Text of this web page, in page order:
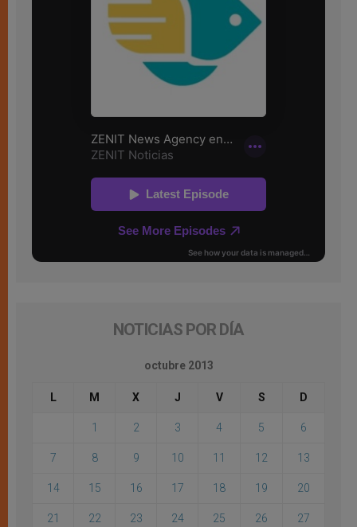
NOTICIAS POR DÍA
octubre 2013
L M X J V S D
1 2 3 4 5 6
7 8 9 10 11 12 13
14 15 16 17 18 19 20
21 22 23 24 25 26 27